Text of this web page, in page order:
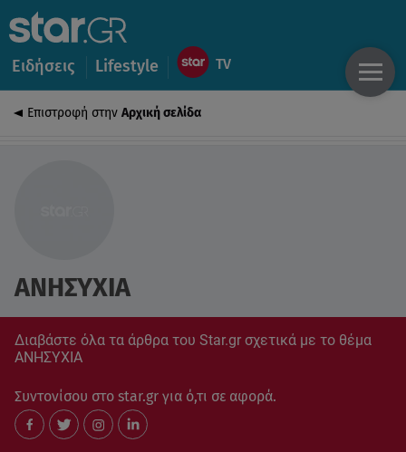
Ειδήσεις Lifestyle
Επιστροφή στην Αρχική σελίδα
ΑΝΗΣΥΧΙΑ
Διαβάστε όλα τα άρθρα του Star.gr σχετικά με το θέμα
ΑΝΗΣΥΧΙΑ
Συντονίσου στο star.gr για ό,τι σε αφορά.